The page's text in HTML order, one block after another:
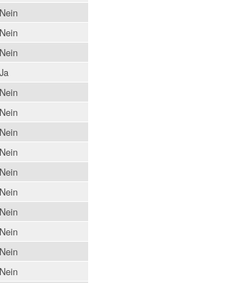
Nein
Nein
Nein
Ja
Nein
Nein
Nein
Nein
Nein
Nein
Nein
Nein
Nein
Nein